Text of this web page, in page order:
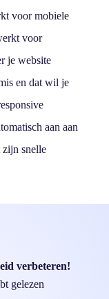
voor mobiele
voor
je website
en dat wil je
aan aan
zijn snelle
verbeteren!
gelezen